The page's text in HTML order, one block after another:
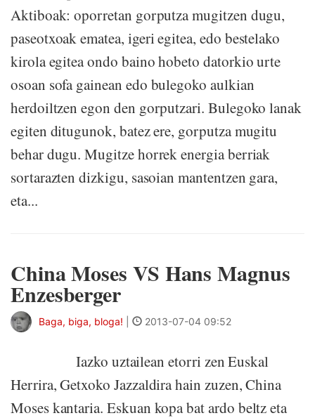
Aktiboak: oporretan gorputza mugitzen dugu,
paseotxoak ematea, igeri egitea, edo bestelako
kirola egitea ondo baino hobeto datorkio urte
osoan sofa gainean edo bulegoko aulkian
herdoiltzen egon den gorputzari. Bulegoko lanak
egiten ditugunok, batez ere, gorputza mugitu
behar dugu. Mugitze horrek energia berriak
sortarazten dizkigu, sasoian mantentzen gara,
eta...
China Moses VS Hans Magnus
Enzesberger
Baga, biga, bloga! 2013-07-04 09:52
Iazko uztailean etorri zen Euskal
Herrira, Getxoko Jazzaldira hain zuzen, China
Moses kantaria. Eskuan kopa bat ardo beltz eta